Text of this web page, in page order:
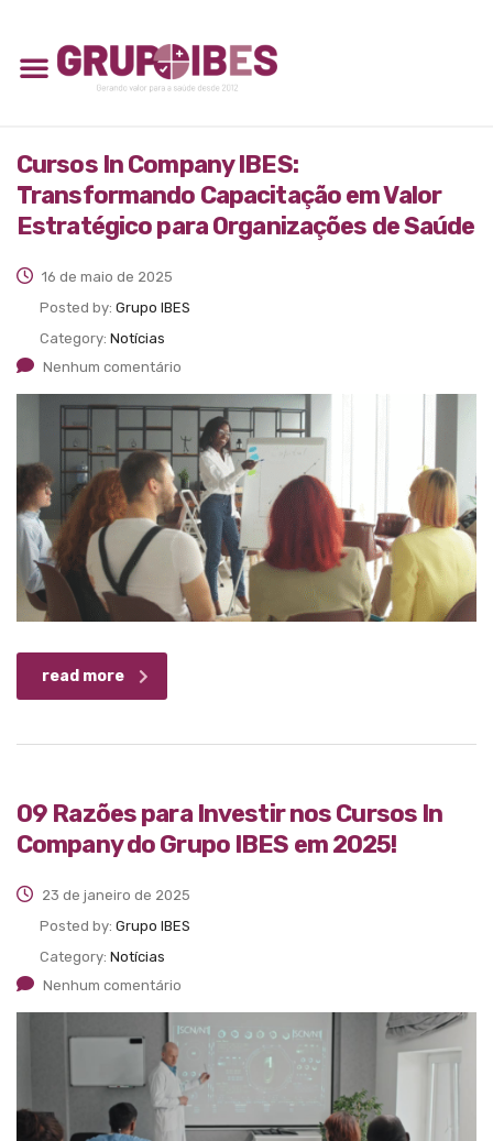
Cursos In Company IBES:
Transformando Capacitação em Valor
Estratégico para Organizações de Saúde
16 de maio de 2025
Posted by: Grupo IBES
Category: Notícias
Nenhum comentário
read more
09 Razões para Investir nos Cursos In
Company do Grupo IBES em 2025!
23 de janeiro de 2025
Posted by: Grupo IBES
Category: Notícias
Nenhum comentário